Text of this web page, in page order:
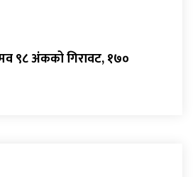
९८ अंकको गिरावट, १७०